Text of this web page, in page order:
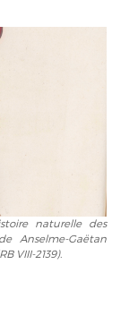
naturelle des
Anselme-Gaëtan
VIII-2139).